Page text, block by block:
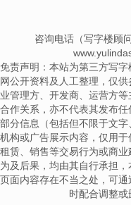
咨询电话（写字楼顾
免责声明：本站为第三方写
网公开资料及人工整理，仅
业管理方、开发商、运营方
合作关系，亦不代表其发布
部分信息（包括但不限于文
机构或广告展示内容，仅用于
租赁、销售等交易行为或商
为及后果，均由其自行承担
页面内容存在不当之处，可
时配合调整或